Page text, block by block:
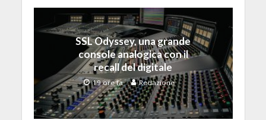
SSL Odyssey, una grande
console analogica con il
recall del digitale
19 ore fa Redazione